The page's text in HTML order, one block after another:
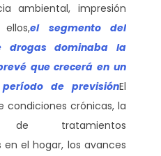
ambiental, impresión
el
segmento del
drogas dominaba la
que crecerá en un
de previsiónEl
condiciones crónicas, la
de tratamientos
el hogar, los avances